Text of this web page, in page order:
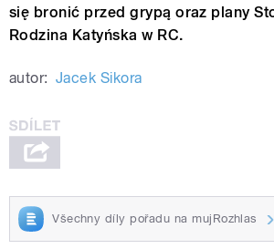
się bronić przed grypą oraz plany
Rodzina Katyńska w RC.
autor: Jacek Sikora
Všechny díly pořadu na mujRozhlas